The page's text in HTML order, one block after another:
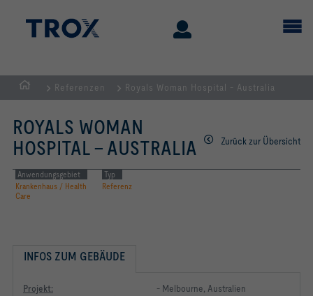
Home
Referenzen Royals Woman Hospital - Australia
ROYALS WOMAN
HOSPITAL - AUSTRALIA
Zurück zur Übersicht
Anwendungsgebiet
Krankenhaus / Health
Care
Typ
Referenz
INFOS ZUM GEBÄUDE
Projekt:
- Melbourne, Australien